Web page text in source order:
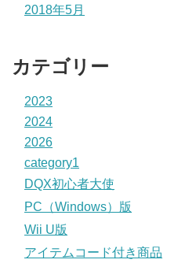
2018年5月
カテゴリー
2023
2024
2026
category1
DQX初心者大使
PC（Windows）版
Wii U版
アイテムコード付き商品